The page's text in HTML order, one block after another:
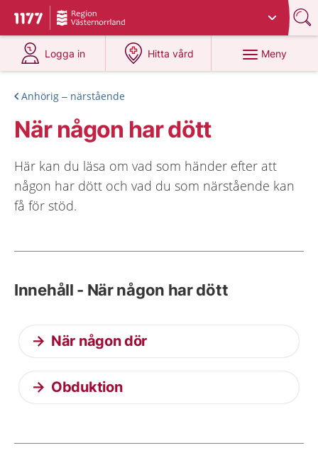
Till startsidan för 1177
Du har valt region
Logga in
på 1177.se
Hitta vård
på 1177.se
Meny
Anhörig – närstående
När någon har dött
Här kan du läsa om vad som händer efter att
någon har dött och vad du som närstående kan
få för stöd.
Innehåll - När någon har dött
När någon dör
Obduktion